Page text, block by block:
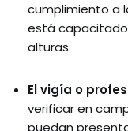
cumplimiento a
está
alturas.
El vigía o
verificar en
puedan